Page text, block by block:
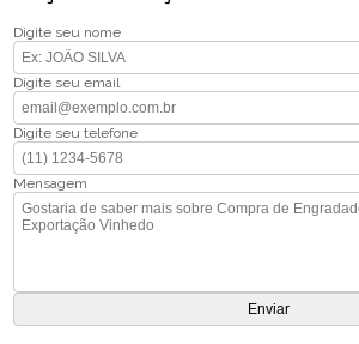
Digite seu nome
Digite seu email
Digite seu telefone
Mensagem